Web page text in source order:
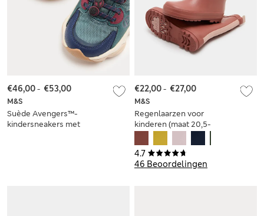
M&S
Suède Avengers™-
kindersneakers met
€46,00- €53,00
4.7
46 Beoordelingen
M&S
Regenlaarzen voor
kinderen (maat 20,5-
€22,00- €27,00